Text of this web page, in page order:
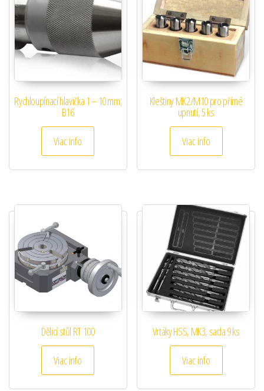
Rychloupínací hlavička 1 – 10 mm;
B16
Viac info
Kleštiny MK2/M10 pro přímé
upnutí, 5 ks
Viac info
Dělicí stůl RT 100
Viac info
Vrtáky HSS, MK3, sada 9 ks
Viac info